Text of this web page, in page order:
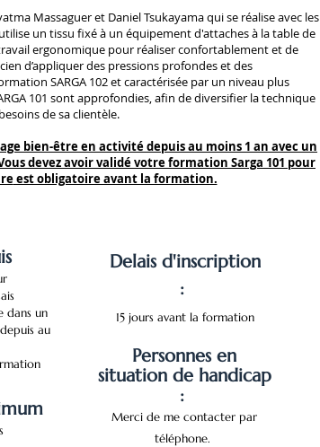
Massaguer et Daniel Tsukayama qui se réalise avec les
un tissu fixé à un équipement d'attaches à la table de
ergonomique pour réaliser confortablement et de
d’appliquer des pressions profondes et des
SARGA 102 et caractérisée par un niveau plus
101 sont approfondies, afin de diversifier la technique
de sa clientèle.
bien-être en activité depuis au moins 1 an avec un
devez avoir validévotreformation Sarga 101 pour
est obligatoire avant la formation.
dans un
au
Delais d'inscription
:
15 jours avant la formation
Personnes en
situation de handicap
:
Merci de me contacter par
téléphone.